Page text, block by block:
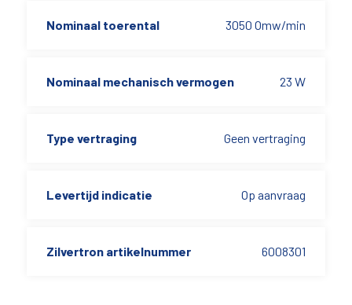
Nominaal toerental 3050 Omw/min
Nominaal mechanisch vermogen 23 W
Type vertraging Geen vertraging
Levertijd indicatie Op aanvraag
Zilvertron artikelnummer 6008301